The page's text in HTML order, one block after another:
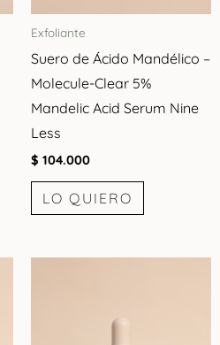
Exfoliante
Suero de Ácido Mandélico –
Molecule-Clear 5%
Mandelic Acid Serum Nine
Less
$ 104.000
LO QUIERO